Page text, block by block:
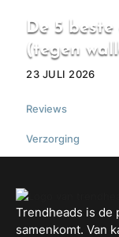
De 5
(tegen
23 JULI 2026
Reviews
Verzorging
Trendheads is de
samenkomt. Van